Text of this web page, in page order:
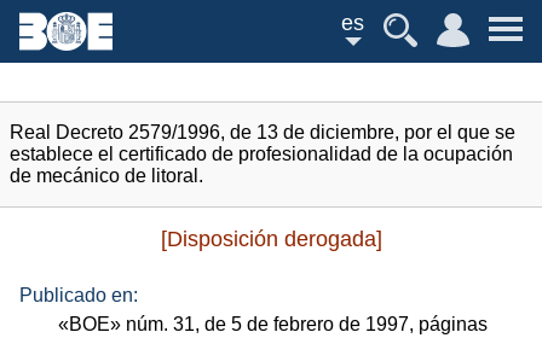
es
Real Decreto 2579/1996, de 13 de diciembre, por el que se
establece el certificado de profesionalidad de la ocupación
de mecánico de litoral.
[Disposición derogada]
Publicado en:
«BOE» núm. 31, de 5 de febrero de 1997, páginas